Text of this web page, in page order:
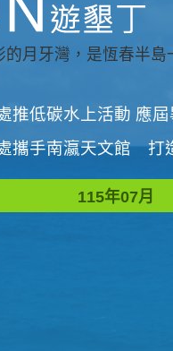
推低碳水上活動 應屆畢
攜手南瀛天文館 打造沉浸
115年07月